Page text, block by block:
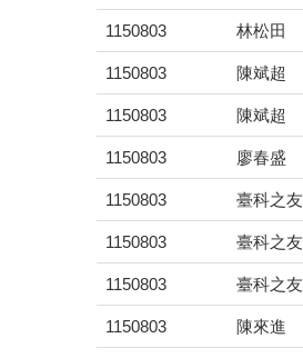
1150803 林松田
1150803 陳斌超
1150803 陳斌超
1150803 廖春盛
1150803 臺科之友
1150803 臺科之友
1150803 臺科之友
1150803 陳來進